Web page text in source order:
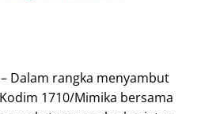
Dalam rangka menyambut
1710/Mimika bersama